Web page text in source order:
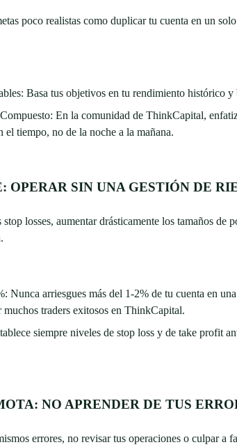
poco realistas como duplicar tu cuenta en un
Basa tus objetivos en tu rendimiento histórico y
En la comunidad de ThinkCapital,
el tiempo, no de la noche a la mañana.
SIN UNA GESTIÓN DE
losses, aumentar drásticamente los tamaños de
Nunca arriesgues más del 1-2% de tu cuenta en
traders exitosos en ThinkCapital.
siempre niveles de stop loss y de take profit
NO APRENDER DE TUS
errores, no revisar tus operaciones o culpar a